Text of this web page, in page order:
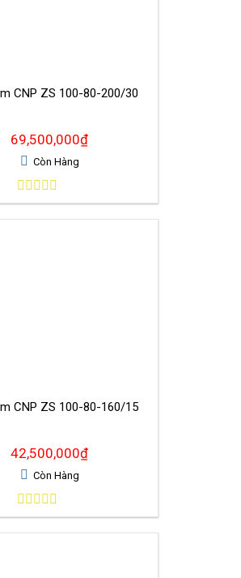
Máy Bơm CNP ZS 100-80-200/30
69,500,000₫
Còn Hàng
0
out
CNP ZS 100-80-160/15
42,500,000₫
Còn Hàng
0
out